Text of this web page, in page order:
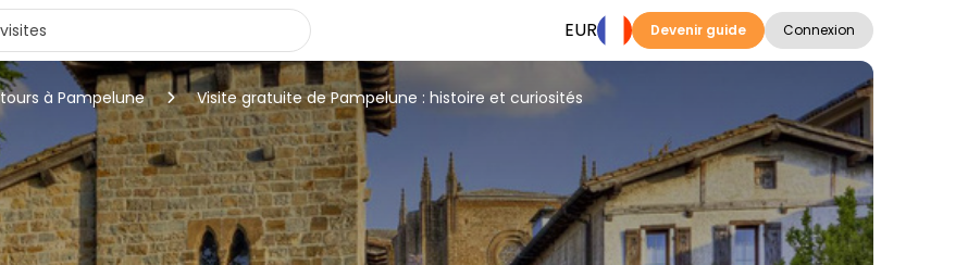
EUR Devenir guide Connexion
à Pampelune Visite gratuite de Pampelune : histoire et curiosités